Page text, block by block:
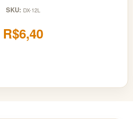
SKU: DX-12L
R$6,40